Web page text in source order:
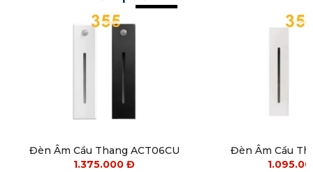
Đèn Âm Cầu Thang ACT06CU
1.375.000Đ
Đèn Âm Cầu